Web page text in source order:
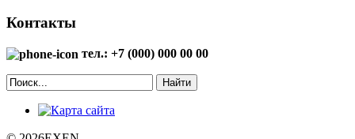
Контакты
тел.: +7 (000) 000 00 00
Найти